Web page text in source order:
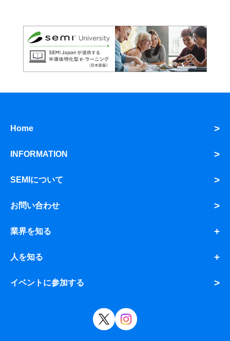
Home
INFORMATION
SEMIについて
お問い合わせ
業界を知る
人を知る
イベントに参加する